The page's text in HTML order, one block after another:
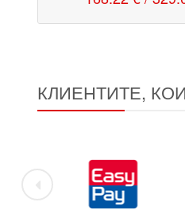
КЛИЕНТИТЕ,